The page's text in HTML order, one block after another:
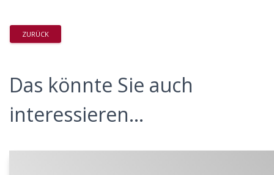
ZURÜCK
Das könnte Sie auch
interessieren...